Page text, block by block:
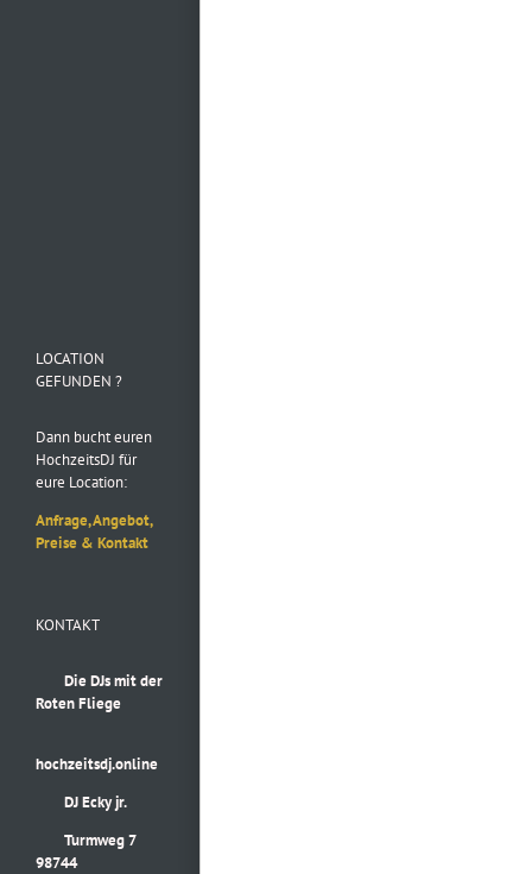
LOCATION
GEFUNDEN ?
Dann bucht euren
HochzeitsDJ für
eure Location:
Anfrage, Angebot,
Preise & Kontakt
KONTAKT
Die DJs mit der
Roten Fliege
hochzeitsdj.online
DJ Ecky jr.
Turmweg 7
98744